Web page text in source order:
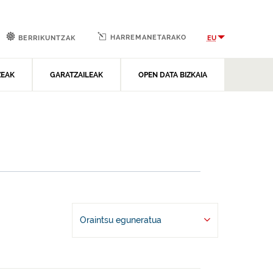
GARATZAILEAK OPEN DATA BIZKAIA
BERRIKUNTZAK HARREMANETARAKO EU
Oraintsu eguneratua